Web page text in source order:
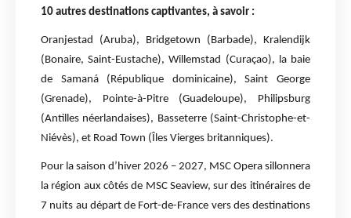
10 autres destinations captivantes, à savoir :
Oranjestad (Aruba), Bridgetown (Barbade), Kralendijk
(Bonaire, Saint-Eustache), Willemstad (Curaçao), la baie
de Samaná (République dominicaine), Saint George
(Grenade), Pointe-à-Pitre (Guadeloupe), Philipsburg
(Antilles néerlandaises), Basseterre (Saint-Christophe-et-
Niévès), et Road Town (Îles Vierges britanniques).
Pour la saison d’hiver 2026 – 2027, MSC Opera sillonnera
la région aux côtés de MSC Seaview, sur des itinéraires de
7 nuits au départ de Fort-de-France vers des destinations